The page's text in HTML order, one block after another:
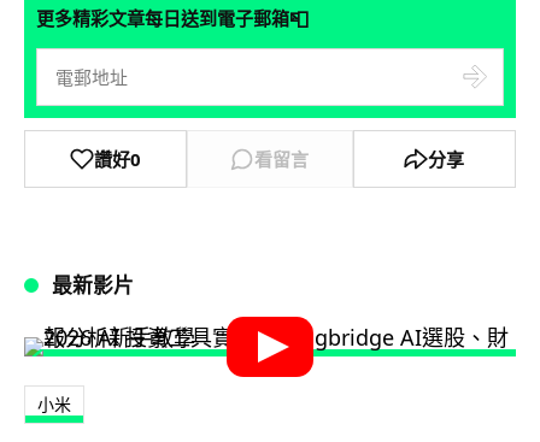
更多精彩文章每日送到電子郵箱📮
讚好0 看留言 分享
最新影片
小米